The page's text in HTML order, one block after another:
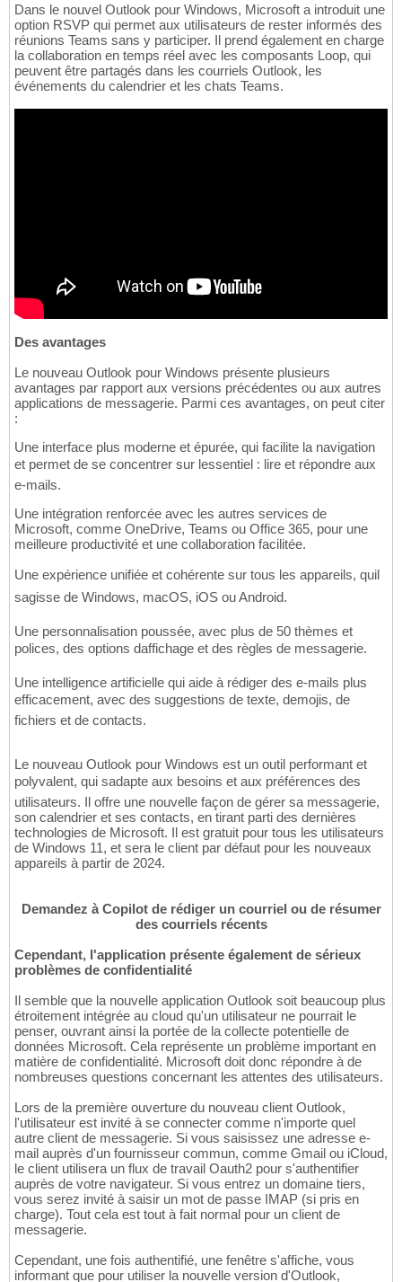
Dans le nouvel Outlook pour Windows, Microsoft a introduit une
option RSVP qui permet aux utilisateurs de rester informés des
réunions Teams sans y participer. Il prend également en charge
la collaboration en temps réel avec les composants Loop, qui
peuvent être partagés dans les courriels Outlook, les
événements du calendrier et les chats Teams.
Des avantages
Le nouveau Outlook pour Windows présente plusieurs
avantages par rapport aux versions précédentes ou aux autres
applications de messagerie. Parmi ces avantages, on peut citer
:
Une interface plus moderne et épurée, qui facilite la navigation
et permet de se concentrer sur lessentiel : lire et répondre aux
e-mails.
Une intégration renforcée avec les autres services de
Microsoft, comme OneDrive, Teams ou Office 365, pour une
meilleure productivité et une collaboration facilitée.
Une expérience unifiée et cohérente sur tous les appareils, quil
sagisse de Windows, macOS, iOS ou Android.
Une personnalisation poussée, avec plus de 50 thèmes et
polices, des options daffichage et des règles de messagerie.
Une intelligence artificielle qui aide à rédiger des e-mails plus
efficacement, avec des suggestions de texte, demojis, de
fichiers et de contacts.
Le nouveau Outlook pour Windows est un outil performant et
polyvalent, qui sadapte aux besoins et aux préférences des
utilisateurs. Il offre une nouvelle façon de gérer sa messagerie,
son calendrier et ses contacts, en tirant parti des dernières
technologies de Microsoft. Il est gratuit pour tous les utilisateurs
de Windows 11, et sera le client par défaut pour les nouveaux
appareils à partir de 2024.
Demandez à Copilot de rédiger un courriel ou de résumer
des courriels récents
Cependant, l'application présente également de sérieux
problèmes de confidentialité
Il semble que la nouvelle application Outlook soit beaucoup plus
étroitement intégrée au cloud qu'un utilisateur ne pourrait le
penser, ouvrant ainsi la portée de la collecte potentielle de
données Microsoft. Cela représente un problème important en
matière de confidentialité. Microsoft doit donc répondre à de
nombreuses questions concernant les attentes des utilisateurs.
Lors de la première ouverture du nouveau client Outlook,
l'utilisateur est invité à se connecter comme n'importe quel
autre client de messagerie. Si vous saisissez une adresse e-
mail auprès d'un fournisseur commun, comme Gmail ou iCloud,
le client utilisera un flux de travail Oauth2 pour s'authentifier
auprès de votre navigateur. Si vous entrez un domaine tiers,
vous serez invité à saisir un mot de passe IMAP (si pris en
charge). Tout cela est tout à fait normal pour un client de
messagerie.
Cependant, une fois authentifié, une fenêtre s'affiche, vous
informant que pour utiliser la nouvelle version d'Outlook,